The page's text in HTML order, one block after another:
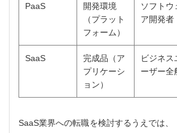
PaaS
開発環境
（プラット
フォーム）
ソフトウ
ア開発者
SaaS
完成品（ア
プリケーシ
ョン）
ビジネス
ーザー全
SaaS業界への転職を検討するうえでは、